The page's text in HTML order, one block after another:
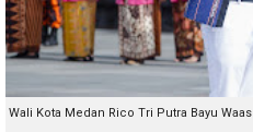
Wali Kota Medan Rico Tri Putra Bayu